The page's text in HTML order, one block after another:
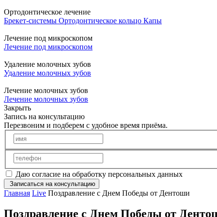
Ортодонтическое лечение
Брекет-системы Ортодонтическое кольцо Капы
Лечение под микроскопом
Лечение под микроскопом
Удаление молочных зубов
Удаление молочных зубов
Лечение молочных зубов
Лечение молочных зубов
Закрыть
Запись на консультацию
Перезвоним и подберем с удобное время приёма.
Даю согласие на обработку персональных данных
Записаться на консультацию
Главная Live Поздравление с Днем Победы от Дентоши
Поздравление с Днем Победы от